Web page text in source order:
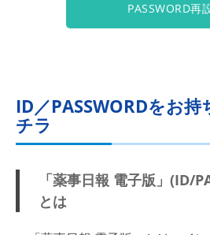
PASSWORD再
ID／PASSWORDをお
チラ
「薬事日報 電子版」(ID/
とは